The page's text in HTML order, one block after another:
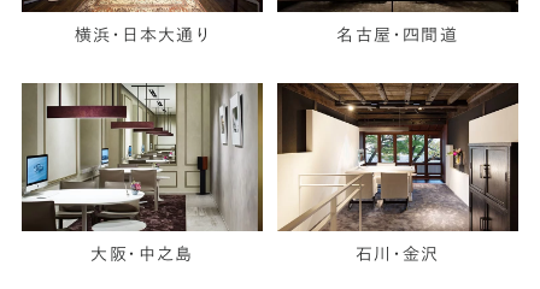
横浜・日本大通り 名古屋・四間道
大阪・中之島 石川・金沢